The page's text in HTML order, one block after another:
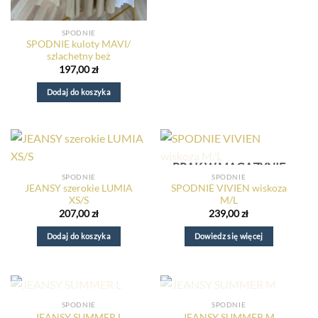
SPODNIE
SPODNIE kuloty MAVI/
szlachetny beż
197,00zł
Dodaj do koszyka
SPODNIE
JEANSY szerokie LUMIA
XS/S
207,00zł
Dodaj do koszyka
BRAK W MAGAZYNIE
SPODNIE
SPODNIE VIVIEN wiskoza
M/L
239,00zł
Dowiedz się więcej
BRAK W MAGAZYNIE
SPODNIE BRAK W MAGAZYNIE
SPODNIE